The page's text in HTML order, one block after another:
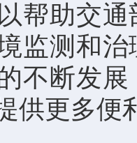
助交通
监测和
不断发
供更多便